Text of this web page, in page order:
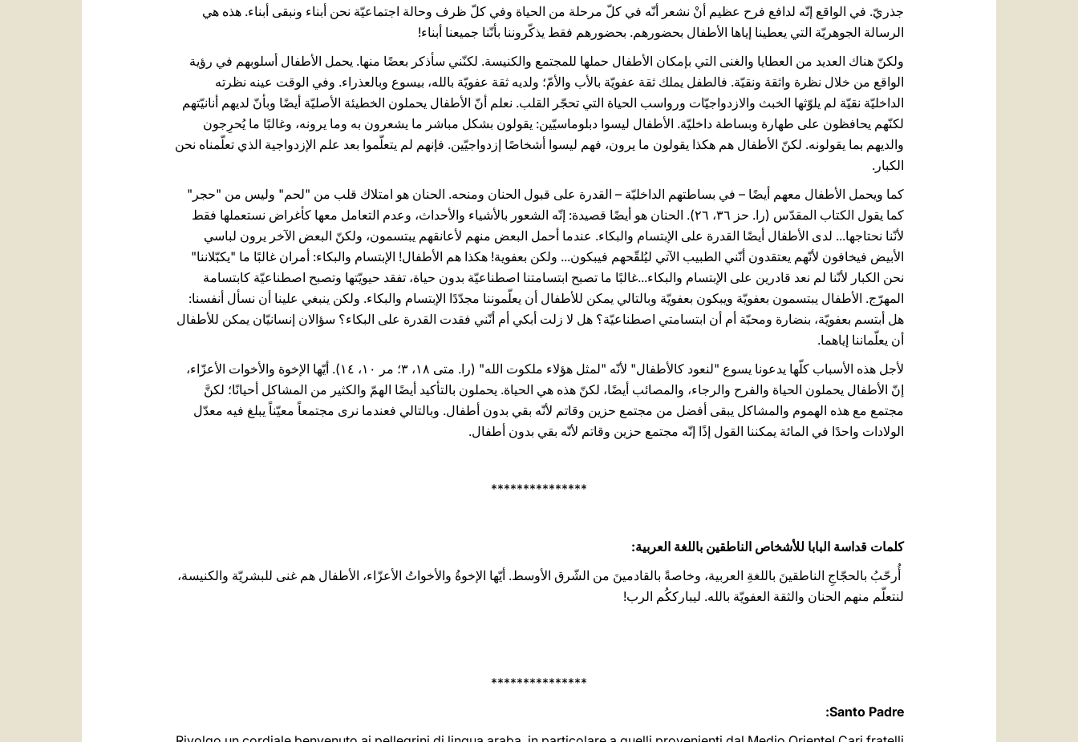
جذريّ. في الواقع إنّه لدافع فرح عظيم أنْ نشعر أنّه في كلّ مرحلة من الحياة وفي كلّ ظرف وحالة اجتماعيّة نحن أبناء ونبقى أبناء. هذه هي
الرسالة الجوهريّة التي يعطينا إياها الأطفال بحضورهم. بحضورهم فقط يذكّروننا بأنّنا جميعنا أبناء!
ولكنّ هناك العديد من العطايا والغنى التي بإمكان الأطفال حملها للمجتمع والكنيسة. لكنّني سأذكر بعضًا منها. يحمل الأطفال أسلوبهم في رؤية
الواقع من خلال نظرة واثقة ونقيّة. فالطفل يملك ثقة عفويّة بالأب والأمّ؛ ولديه ثقة عفويّة بالله، بيسوع وبالعذراء. وفي الوقت عينه نظرته
الداخليّة نقيّة لم يلوّثها الخبث والازدواجيّات ورواسب الحياة التي تحجّر القلب. نعلم أنّ الأطفال يحملون الخطيئة الأصليّة أيضًا وبأنّ لديهم أنانيّتهم
لكنّهم يحافظون على طهارة وبساطة داخليّة. الأطفال ليسوا دبلوماسيّين: يقولون بشكل مباشر ما يشعرون به وما يرونه، وغالبًا ما يُحرِجون
والديهم بما يقولونه. لكنّ الأطفال هم هكذا يقولون ما يرون، فهم ليسوا أشخاصًا إزدواجيّين. فإنهم لم يتعلّموا بعد علم الإزدواجية الذي تعلّمناه نحن
الكبار.
كما ويحمل الأطفال معهم أيضًا – في بساطتهم الداخليّة – القدرة على قبول الحنان ومنحه. الحنان هو امتلاك قلب من "لحم" وليس من "حجر"
كما يقول الكتاب المقدّس (را. حز ٣٦، ٢٦). الحنان هو أيضًا قصيدة: إنّه الشعور بالأشياء والأحداث، وعدم التعامل معها كأغراض نستعملها فقط
لأنّنا نحتاجها... لدى الأطفال أيضًا القدرة على الإبتسام والبكاء. عندما أحمل البعض منهم لأعانقهم يبتسمون، ولكنّ البعض الآخر يرون لباسي
الأبيض فيخافون لأنّهم يعتقدون أنّني الطبيب الآتي ليُلقّحهم فيبكون... ولكن بعفوية! هكذا هم الأطفال! الإبتسام والبكاء: أمران غالبًا ما "يكبّلاننا"
نحن الكبار لأنّنا لم نعد قادرين على الإبتسام والبكاء...غالبًا ما تصبح ابتسامتنا اصطناعيّة بدون حياة، تفقد حيويّتها وتصبح اصطناعيّة كابتسامة
المهرّج. الأطفال يبتسمون بعفويّة ويبكون بعفويّة وبالتالي يمكن للأطفال أن يعلّموننا مجدّدًا الإبتسام والبكاء. ولكن ينبغي علينا أن نسأل أنفسنا:
هل أبتسم بعفويّة، بنضارة ومحبّة أم أن ابتسامتي اصطناعيّة؟ هل لا زلت أبكي أم أنّني فقدت القدرة على البكاء؟ سؤالان إنسانيّان يمكن للأطفال
أن يعلّماننا إياهما.
لأجل هذه الأسباب كلّها يدعونا يسوع "لنعود كالأطفال" لأنّه "لمثل هؤلاء ملكوت الله" (را. متى ١٨، ٣؛ مر ١٠، ١٤). أيّها الإخوة والأخوات الأعزّاء،
إنّ الأطفال يحملون الحياة والفرح والرجاء، والمصائب أيضًا، لكنّ هذه هي الحياة. يحملون بالتأكيد أيضًا الهمّ والكثير من المشاكل أحيانًا؛ لكنَّ
مجتمع مع هذه الهموم والمشاكل يبقى أفضل من مجتمع حزين وقاتم لأنّه بقي بدون أطفال. وبالتالي فعندما نرى مجتمعاً معيّناً يبلغ فيه معدّل
الولادات واحدًا في المائة يمكننا القول إذًا إنّه مجتمع حزين وقاتم لأنّه بقي بدون أطفال.
***************
كلمات قداسة البابا للأشخاص الناطقين باللغة العربية:
‎ ‎أُرحّبُ بالحجّاجِ الناطقينَ باللغةِ العربية، وخاصةً بالقادمينَ من‎ ‎الشّرق الأوسط. أيّها الإخوةُ والأخواتُ الأعزّاء، الأطفال هم غنى للبشريّة ‏والكنيسة،
لنتعلّم منهم الحنان والثقة العفويّة بالله. ليبارككُم الرب!
***************
Santo Padre: